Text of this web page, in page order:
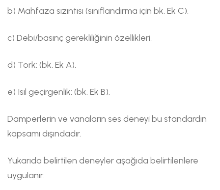
b) Mahfaza sızıntısı (sınıflandırma için bk. Ek C),
c) Debi/basınç gerekliliğinin özellikleri,
d) Tork: (bk. Ek A),
e) Isıl geçirgenlik: (bk. Ek B).
Damperlerin ve vanaların ses deneyi bu standardın
kapsamı dışındadır.
Yukarıda belirtilen deneyler aşağıda belirtilenlere
uygulanır: